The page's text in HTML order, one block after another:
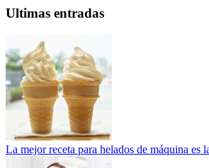
Ultimas entradas
La mejor receta para helados de máquina es